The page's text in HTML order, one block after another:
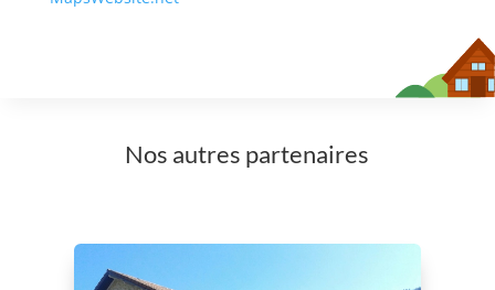
Nos autres partenaires